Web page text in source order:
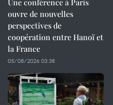
Une conférence à Paris
ouvre de nouvelles
perspectives de
coopération entre Hanoï et
la France
05/08/2026 03:38